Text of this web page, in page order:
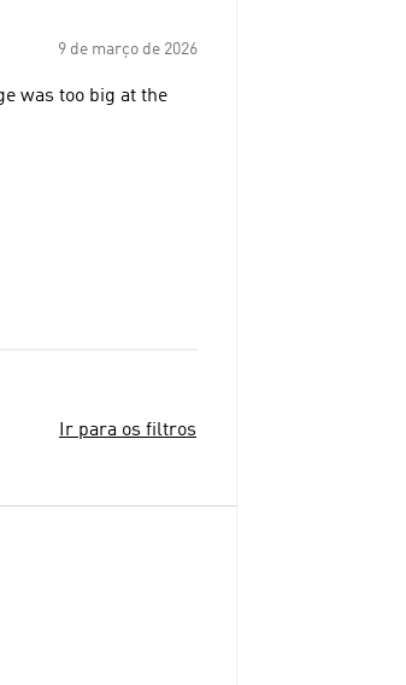
9 de março de 2026
was too big at the
Ir para os filtros